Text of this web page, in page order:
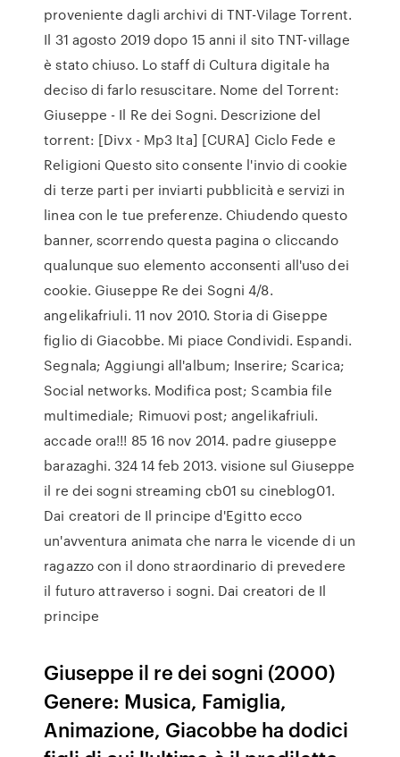
proveniente dagli archivi di TNT-Vilage Torrent.
Il 31 agosto 2019 dopo 15 anni il sito TNT-village
è stato chiuso. Lo staff di Cultura digitale ha
deciso di farlo resuscitare. Nome del Torrent:
Giuseppe - Il Re dei Sogni. Descrizione del
torrent: [Divx - Mp3 Ita] [CURA] Ciclo Fede e
Religioni Questo sito consente l'invio di cookie
di terze parti per inviarti pubblicità e servizi in
linea con le tue preferenze. Chiudendo questo
banner, scorrendo questa pagina o cliccando
qualunque suo elemento acconsenti all'uso dei
cookie. Giuseppe Re dei Sogni 4/8.
angelikafriuli. 11 nov 2010. Storia di Giseppe
figlio di Giacobbe. Mi piace Condividi. Espandi.
Segnala; Aggiungi all'album; Inserire; Scarica;
Social networks. Modifica post; Scambia file
multimediale; Rimuovi post; angelikafriuli.
accade ora!!! 85 16 nov 2014. padre giuseppe
barazaghi. 324 14 feb 2013. visione sul Giuseppe
il re dei sogni streaming cb01 su cineblog01.
Dai creatori de Il principe d'Egitto ecco
un'avventura animata che narra le vicende di un
ragazzo con il dono straordinario di prevedere
il futuro attraverso i sogni. Dai creatori de Il
principe
Giuseppe il re dei sogni (2000)
Genere: Musica, Famiglia,
Animazione, Giacobbe ha dodici